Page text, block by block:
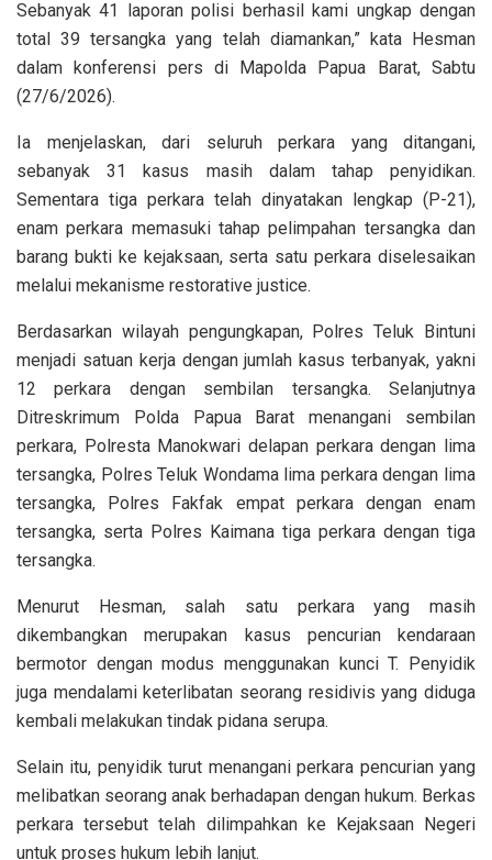
Sebanyak 41 laporan polisi berhasil kami ungkap dengan
total 39 tersangka yang telah diamankan,” kata Hesman
dalam konferensi pers di Mapolda Papua Barat, Sabtu
(27/6/2026).
‎Ia menjelaskan, dari seluruh perkara yang ditangani,
sebanyak 31 kasus masih dalam tahap penyidikan.
Sementara tiga perkara telah dinyatakan lengkap (P-21),
enam perkara memasuki tahap pelimpahan tersangka dan
barang bukti ke kejaksaan, serta satu perkara diselesaikan
melalui mekanisme restorative justice.
‎Berdasarkan wilayah pengungkapan, Polres Teluk Bintuni
menjadi satuan kerja dengan jumlah kasus terbanyak, yakni
12 perkara dengan sembilan tersangka. Selanjutnya
Ditreskrimum Polda Papua Barat menangani sembilan
perkara, Polresta Manokwari delapan perkara dengan lima
tersangka, Polres Teluk Wondama lima perkara dengan lima
tersangka, Polres Fakfak empat perkara dengan enam
tersangka, serta Polres Kaimana tiga perkara dengan tiga
tersangka.
‎Menurut Hesman, salah satu perkara yang masih
dikembangkan merupakan kasus pencurian kendaraan
bermotor dengan modus menggunakan kunci T. Penyidik
juga mendalami keterlibatan seorang residivis yang diduga
kembali melakukan tindak pidana serupa.
‎Selain itu, penyidik turut menangani perkara pencurian yang
melibatkan seorang anak berhadapan dengan hukum. Berkas
perkara tersebut telah dilimpahkan ke Kejaksaan Negeri
untuk proses hukum lebih lanjut.